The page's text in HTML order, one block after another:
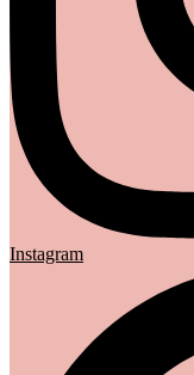
Instagram